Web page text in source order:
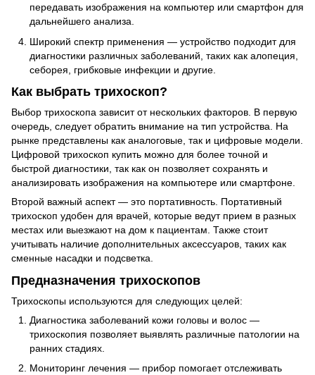
передавать изображения на компьютер или смартфон для
дальнейшего анализа.
Широкий спектр применения — устройство подходит для
диагностики различных заболеваний, таких как алопеция,
себорея, грибковые инфекции и другие.
Как выбрать трихоскоп?
Выбор трихоскопа зависит от нескольких факторов. В первую
очередь, следует обратить внимание на тип устройства. На
рынке представлены как аналоговые, так и цифровые модели.
Цифровой трихоскоп купить можно для более точной и
быстрой диагностики, так как он позволяет сохранять и
анализировать изображения на компьютере или смартфоне.
Второй важный аспект — это портативность. Портативный
трихоскоп удобен для врачей, которые ведут прием в разных
местах или выезжают на дом к пациентам. Также стоит
учитывать наличие дополнительных аксессуаров, таких как
сменные насадки и подсветка.
Предназначения трихоскопов
Трихоскопы используются для следующих целей:
Диагностика заболеваний кожи головы и волос —
трихоскопия позволяет выявлять различные патологии на
ранних стадиях.
Мониторинг лечения — прибор помогает отслеживать